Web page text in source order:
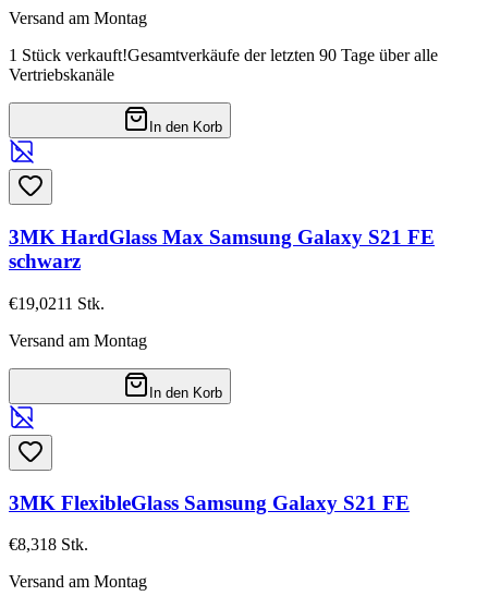
Versand am Montag
1 Stück verkauft!Gesamtverkäufe der letzten 90 Tage über alle
Vertriebskanäle
In den Korb
3MK HardGlass Max Samsung Galaxy S21 FE
schwarz
€19,0211 Stk.
Versand am Montag
In den Korb
3MK FlexibleGlass Samsung Galaxy S21 FE
€8,318 Stk.
Versand am Montag